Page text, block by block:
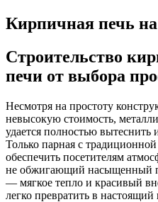
Кирпичная печь на
Строительство
печи от выбора
Несмотря на простоту
невысокую стоимость,
удается полностью
Только парная с
обеспечить посетителям
не обжигающий насыщенный
— мягкое тепло и красивый
легко превратить в настоящий